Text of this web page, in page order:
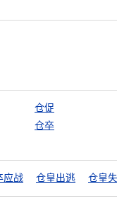
仓促
仓卒
应战 仓皇出逃 仓皇